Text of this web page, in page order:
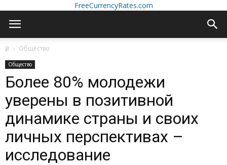
FreeCurrencyRates.com
үй Общество
Общество
Более 80% молодежи
уверены в позитивной
динамике страны и своих
личных перспективах –
исследование